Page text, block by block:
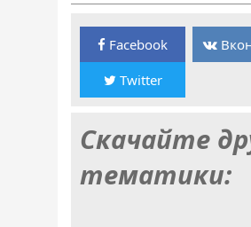
Facebook
Twitter
Скачайте
тематики: